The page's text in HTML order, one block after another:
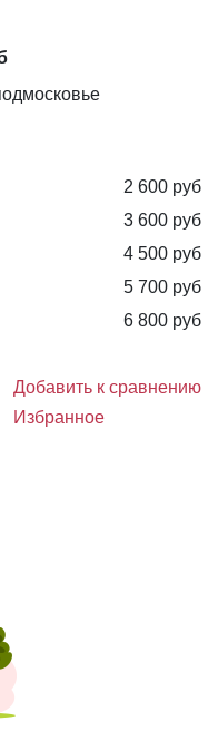
2 600 руб
3 600 руб
4 500 руб
5 700 руб
6 800 руб
Добавить к сравнению
Избранное